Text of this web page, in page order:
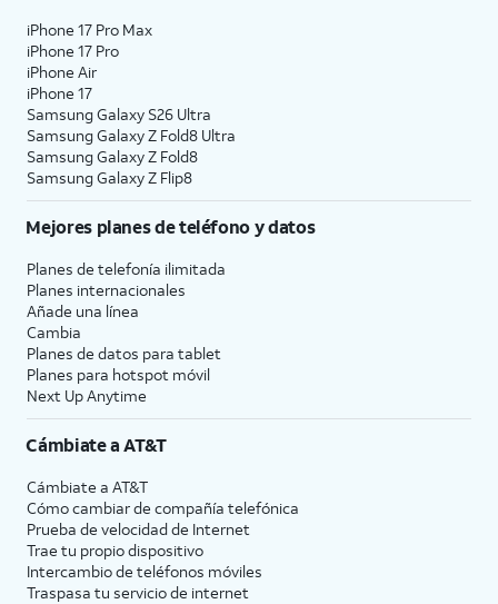
iPhone 17 Pro Max
iPhone 17 Pro
iPhone Air
iPhone 17
Samsung Galaxy S26 Ultra
Samsung Galaxy Z Fold8 Ultra
Samsung Galaxy Z Fold8
Samsung Galaxy Z Flip8
Mejores planes de teléfono y datos
Planes de telefonía ilimitada
Planes internacionales
Añade una línea
Cambia
Planes de datos para tablet
Planes para hotspot móvil
Next Up Anytime
Cámbiate aAT&T
Cámbiate a AT&T
Cómo cambiar de compañía telefónica
Prueba de velocidad de Internet
Trae tu propio dispositivo
Intercambio de teléfonos móviles
Traspasa tu servicio de internet